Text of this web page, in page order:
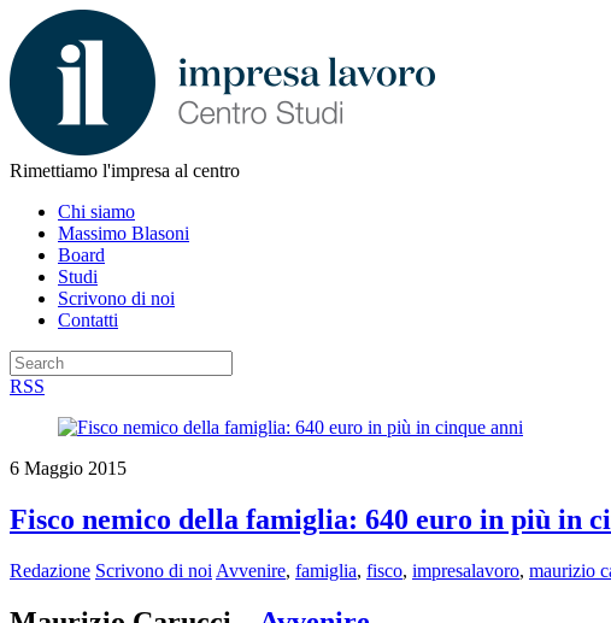
Rimettiamo l'impresa al centro
Chi siamo
Massimo Blasoni
Board
Studi
Scrivono di noi
Contatti
RSS
6 Maggio 2015
Fisco nemico della famiglia: 640 euro in più in
Redazione Scrivono di noi Avvenire, famiglia, fisco, impresalavoro, maurizio